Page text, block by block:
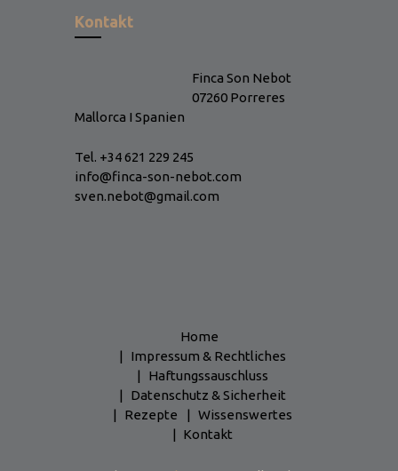
Kontakt
Finca Son Nebot
07260 Porreres
Mallorca I Spanien
Tel. +34 621 229 245
info@finca-son-nebot.com
sven.nebot@gmail.com
Home
Impressum & Rechtliches
Haftungssauschluss
Datenschutz & Sicherheit
Rezepte
Wissenswertes
Kontakt